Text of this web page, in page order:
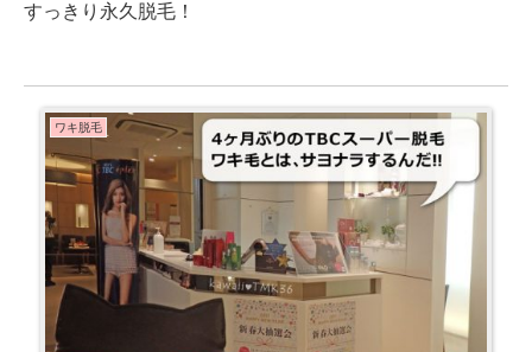
すっきり永久脱毛！
ワキ脱毛